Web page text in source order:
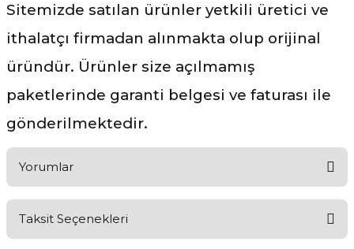
Sitemizde satılan ürünler yetkili üretici ve
ithalatçı firmadan alınmakta olup orijinal
üründür. Ürünler size açılmamış
paketlerinde garanti belgesi ve faturası ile
gönderilmektedir.
Yorumlar
Taksit Seçenekleri